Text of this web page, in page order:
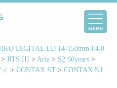
DIGITAL ED 14-150mm F4.0-
>RTS III >Aria > S2 60years >
>CONTAX ST >CONTAX N1